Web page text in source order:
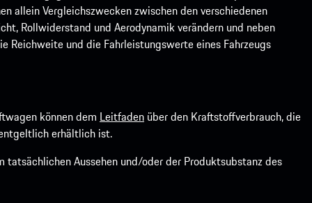
allein Vergleichszwecken zwischen den verschiedenen
Rollwiderstand und Aerodynamik verändern und neben
Reichweite und die Fahrleistungswerte eines Fahrzeugs
können dem Leitfaden über den Kraftstoffverbrauch, die
erhältlich ist.
Aussehen und/oder der Produktsubstanz des